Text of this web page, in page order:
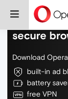
Do more
secure
Download
built-in ad
battery
free VPN